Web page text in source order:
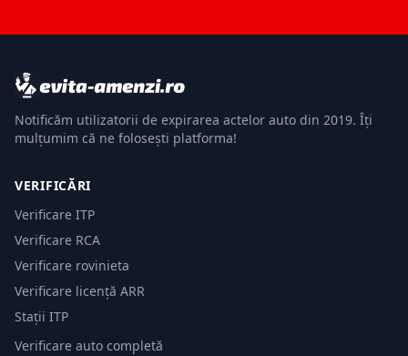
Notificăm utilizatorii de expirarea actelor auto din 2019. Îți
mulțumim că ne folosești platforma!
VERIFICĂRI
Verificare ITP
Verificare RCA
Verificare rovinieta
Verificare licență ARR
Stații ITP
Verificare auto completă